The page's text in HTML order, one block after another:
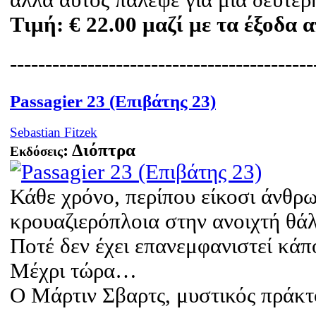
Τιμή: € 22.00 μαζί με τα έξοδα
Passagier 23 (Επιβάτης 23)
Sebastian Fitzek
Εκδόσεις: Διόπτρα
Κάθε χρόνο, περίπου είκοσι
κρουαζιερόπλοια στην ανοιχτή
Ποτέ δεν έχει επανεμφανιστεί
Μέχρι τώρα…
Ο Μάρτιν Σβαρτς, μυστικός